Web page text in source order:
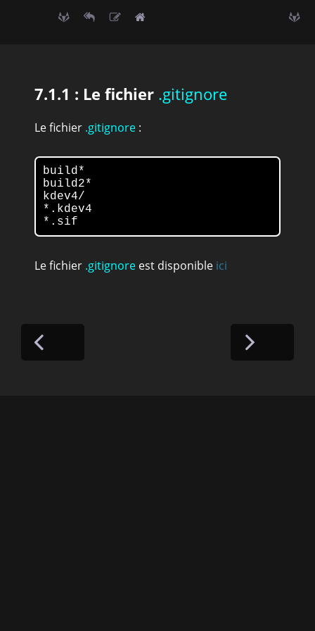
7.1.1 : Le fichier .gitignore
Le fichier .gitignore :
build*
build2*
kdev4/
*.kdev4
*.sif
Le fichier .gitignore est disponible ici